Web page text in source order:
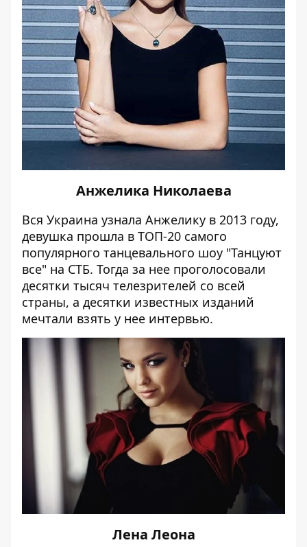
Анжелика Николаева
Вся Украина узнала Анжелику в 2013 году,
девушка прошла в ТОП-20 самого
популярного танцевального шоу "Танцуют
все" на СТБ. Тогда за нее проголосовали
десятки тысяч телезрителей со всей
страны, а десятки известных изданий
мечтали взять у нее интервью.
Лена Леона